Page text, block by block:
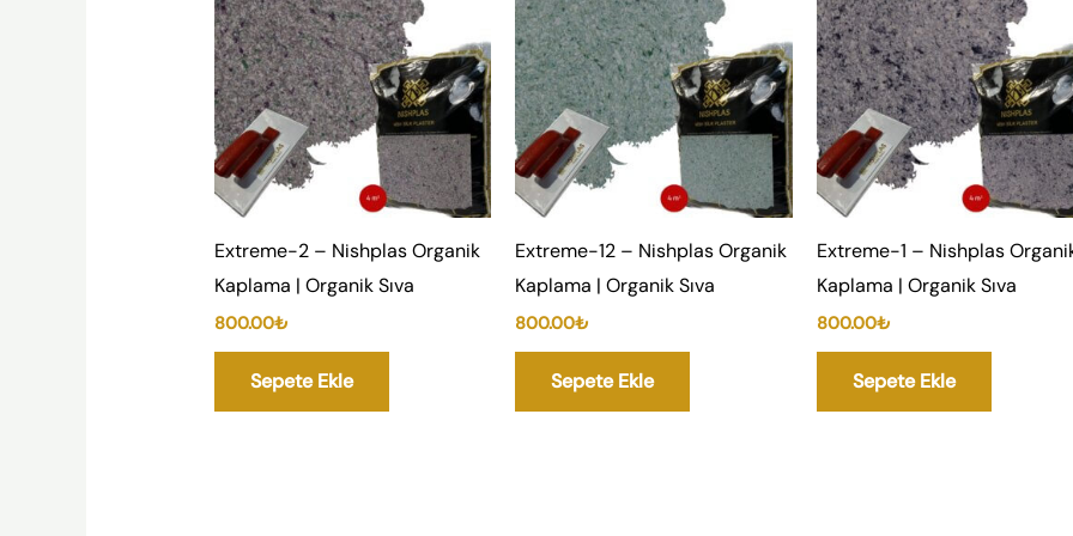
Extreme-2 – Nishplas Organik
Kaplama | Organik Sıva
800.00₺
Sepete Ekle
Extreme-12 – Nishplas Organik
Kaplama | Organik Sıva
800.00₺
Sepete Ekle
Extreme-1 – Nishplas
Kaplama | Organik Sıva
800.00₺
Sepete Ekle